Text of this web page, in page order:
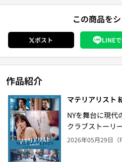
この商品を
ポスト LINE
作品紹介
マテリアリスト
NYを舞台に現代
クラブストーリ
2026年05月29日（